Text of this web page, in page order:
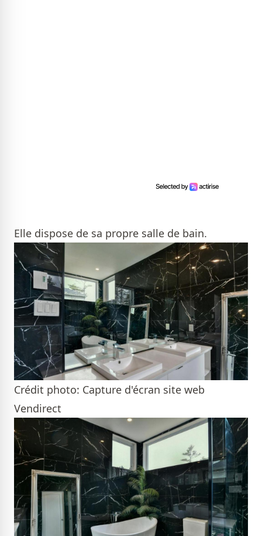
Elle dispose de sa propre salle de bain.
Crédit photo: Capture d'écran site web
Vendirect